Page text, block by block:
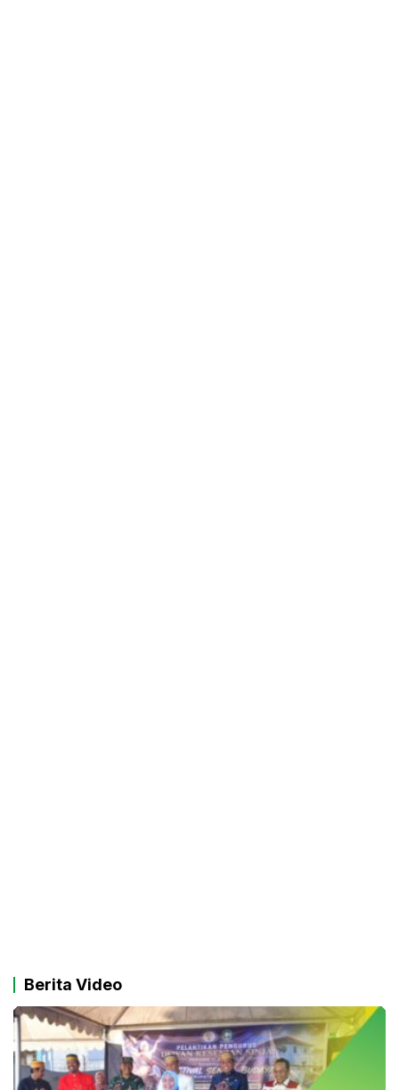
Berita Video